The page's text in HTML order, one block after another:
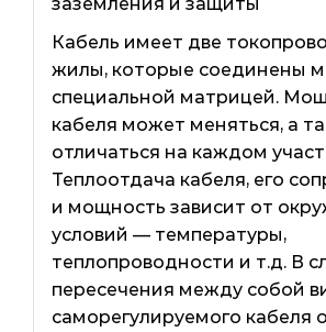
Кабель имеет две
жилы, которые соединены
специальной матрицей.
кабеля может меняться, а
отличаться на каждом
Теплоотдача кабеля, его
и мощность зависит от
условий — температуры,
теплопроводности и т.д. В
пересечения между собой
саморегулируемого кабеля